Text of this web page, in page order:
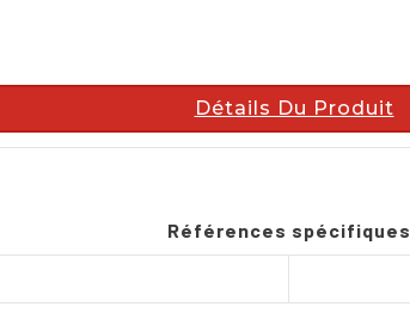
Détails Du Produit
Références spécifiques